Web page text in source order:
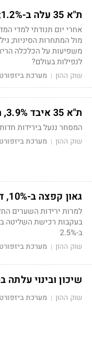
ת"א 35 עלה ב-1.2%; איי.סי.אל זינקה ב-7%, קמטק קפצה ב-9%
אחרי יום תנודתי למדי
מול המתחרות הסיניות;
משפיעות על הכלכלה
לנפילות בעולם?
שוק ההון | מערכת
ת"א 35 איבד 3.9%, הבנקים נפלו ב-4.3%; טבע נפלה ב-5.4%
המסחר ננעל בירידות חדות, ת"א 90 צנח ב-3.4%; נאוויטס נפלה ב-5.5%,
שוק ההון | מערכת
גאון קפצה ב-10%, דלתא נפלה ב-9%; ת"א 90 ירד ב-1.4%
ב-2.5%
שוק ההון | מערכת
שיכון ובינוי עלתה ב-9%, ארית עלתה ב-6%; הבנקים עלו ב-
שוק ההון | מערכת